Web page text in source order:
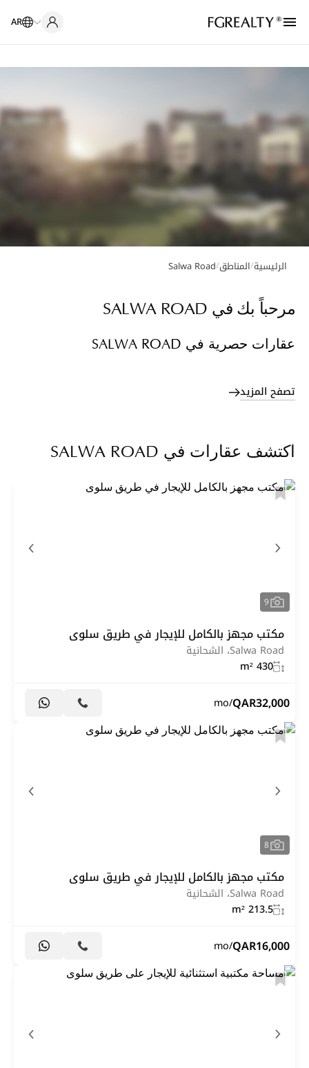
AR
الرئيسية/المناطق/
Salwa Road
مرحباً بك في SALWA ROAD
عقارات حصرية في SALWA ROAD
تصفح المزيد
اكتشف عقارات في SALWA ROAD
9
مكتب مجهز بالكامل للإيجار في طريق سلوى
Salwa Road، الشحانية
430 m²
32,000
QAR
/mo
8
مكتب مجهز بالكامل للإيجار في طريق سلوى
Salwa Road، الشحانية
213.5 m²
16,000
QAR
/mo